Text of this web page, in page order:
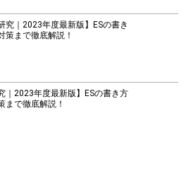
究｜2023年度最新版】ESの書き
策まで徹底解説！
｜2023年度最新版】ESの書き方
まで徹底解説！